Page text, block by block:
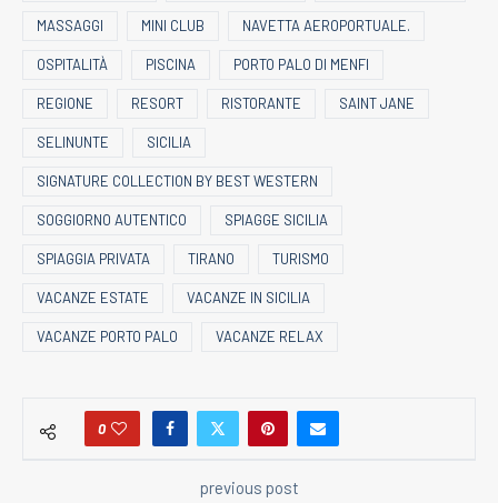
MASSAGGI MINI CLUB NAVETTA AEROPORTUALE.
OSPITALITÀ PISCINA PORTO PALO DI MENFI
REGIONE RESORT RISTORANTE SAINT JANE
SELINUNTE SICILIA
SIGNATURE COLLECTION BY BEST WESTERN
SOGGIORNO AUTENTICO SPIAGGE SICILIA
SPIAGGIA PRIVATA TIRANO TURISMO
VACANZE ESTATE VACANZE IN SICILIA
VACANZE PORTO PALO VACANZE RELAX
0
previous post